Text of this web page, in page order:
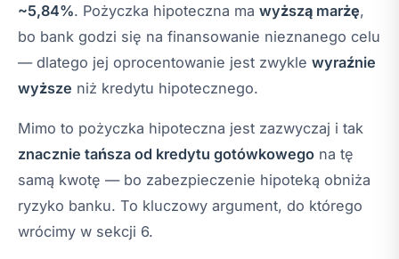
~5,84%. Pożyczka hipoteczna ma wyższą marżę,
bo bank godzi się na finansowanie nieznanego celu
— dlatego jej oprocentowanie jest zwykle wyraźnie
wyższe niż kredytu hipotecznego.
Mimo to pożyczka hipoteczna jest zazwyczaj i tak
znacznie tańsza od kredytu gotówkowego na tę
samą kwotę — bo zabezpieczenie hipoteką obniża
ryzyko banku. To kluczowy argument, do którego
wrócimy w sekcji 6.